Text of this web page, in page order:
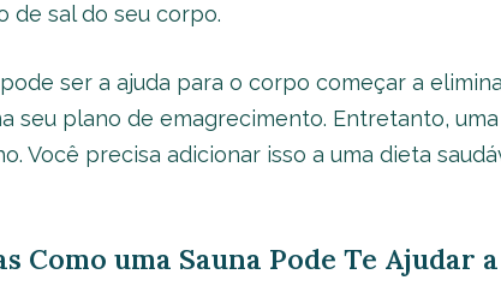
de sal do seu corpo.
ser a ajuda para o corpo começar a
seu plano de emagrecimento. Entretanto,
Você precisa adicionar isso a uma dieta
Como uma Sauna Pode Te Ajudar